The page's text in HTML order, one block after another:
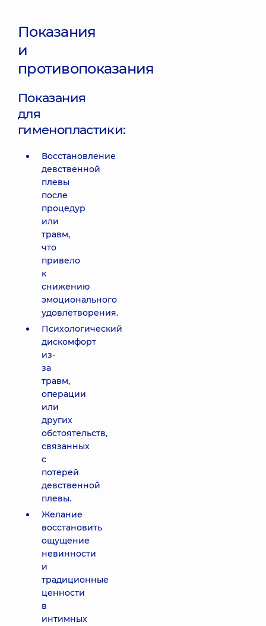
Показания
и
противопоказания
Показания
для
гименопластики:
Восстановление
девственной
плевы
после
процедур
или
травм,
что
привело
к
снижению
эмоционального
удовлетворения.
Психологический
дискомфорт
из-
за
травм,
операции
или
других
обстоятельств,
связанных
с
потерей
девственной
плевы.
Желание
восстановить
ощущение
невинности
и
традиционные
ценности
в
интимных